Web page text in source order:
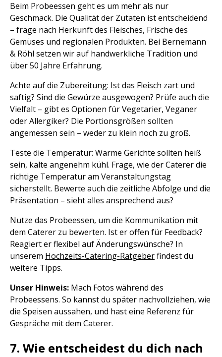
Beim Probeessen geht es um mehr als nur
Geschmack. Die Qualität der Zutaten ist entscheidend
– frage nach Herkunft des Fleisches, Frische des
Gemüses und regionalen Produkten. Bei Bernemann
& Röhl setzen wir auf handwerkliche Tradition und
über 50 Jahre Erfahrung.
Achte auf die Zubereitung: Ist das Fleisch zart und
saftig? Sind die Gewürze ausgewogen? Prüfe auch die
Vielfalt – gibt es Optionen für Vegetarier, Veganer
oder Allergiker? Die Portionsgrößen sollten
angemessen sein – weder zu klein noch zu groß.
Teste die Temperatur: Warme Gerichte sollten heiß
sein, kalte angenehm kühl. Frage, wie der Caterer die
richtige Temperatur am Veranstaltungstag
sicherstellt. Bewerte auch die zeitliche Abfolge und die
Präsentation – sieht alles ansprechend aus?
Nutze das Probeessen, um die Kommunikation mit
dem Caterer zu bewerten. Ist er offen für Feedback?
Reagiert er flexibel auf Änderungswünsche? In
unserem Hochzeits-Catering-Ratgeberfindest du
weitere Tipps.
Unser Hinweis: Mach Fotos während des
Probeessens. So kannst du später nachvollziehen, wie
die Speisen aussahen, und hast eine Referenz für
Gespräche mit dem Caterer.
7. Wie entscheidest du dich nach